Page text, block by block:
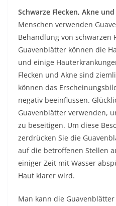
Schwarze Flecken, Akne
Menschen verwenden
Behandlung von schwarzen
Guavenblätter können die
und einige
Flecken und Akne sind
können das
negativ beeinflussen.
Guavenblätter verwenden,
zu beseitigen. Um diese
zerdrücken Sie die
auf die betroffenen Stellen
einiger Zeit mit Wasser
Haut klarer wird.
Man kann die